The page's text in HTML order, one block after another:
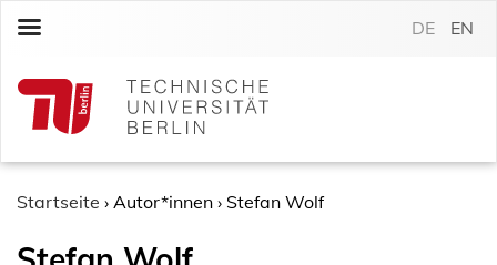
c
DE EN
Startseite › Autor*innen › Stefan Wolf